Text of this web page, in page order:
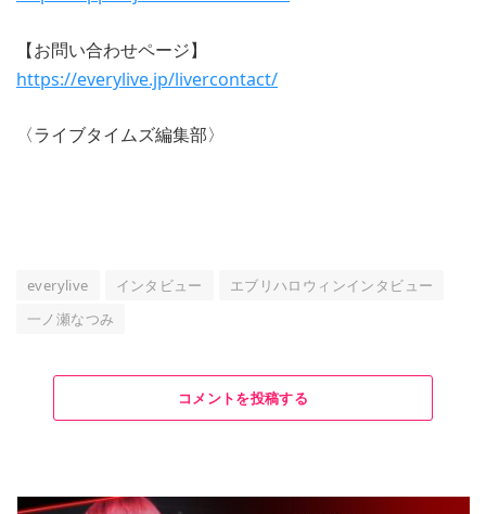
【お問い合わせページ】
https://everylive.jp/livercontact/
〈ライブタイムズ編集部〉
everylive インタビュー
エブリハロウィンインタビュー
一ノ瀬なつみ
コメントを投稿する